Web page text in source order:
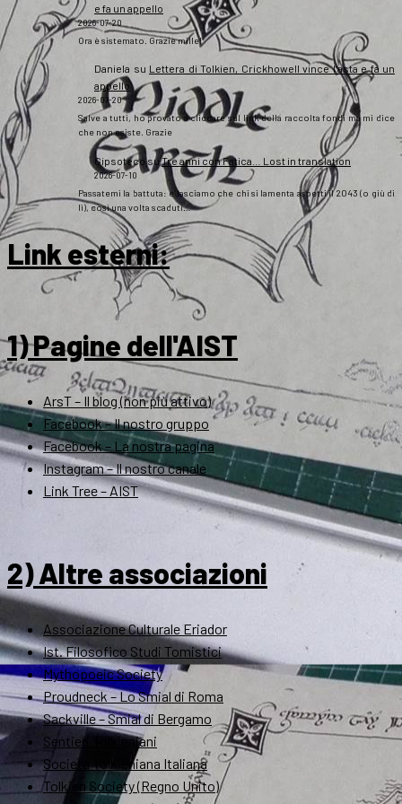
e fa un appello
2026-07-20
Ora è sistemato. Grazie mille!
Daniela su Lettera di Tolkien, Crickhowell vince l’asta e fa un
appello
2026-07-20
Salve a tutti, ho provato a cliccare sul link della raccolta fondi ma mi dice
che non esiste. Grazie
GipsotecosuTre anni con Fatica… Lost in translation
2026-07-10
Passatemi la battuta: e lasciamo che chi si lamenta aspetti il 2043 (o giù di
lì), così una volta scaduti…
Link esterni:
1) Pagine dell'AIST
ArsT – Il blog (non più attivo)
Facebook – Il nostro gruppo
Facebook – La nostra pagina
Instagram – Il nostro canale
Link Tree – AIST
2) Altre associazioni
Associazione Culturale Eriador
Ist. Filosofico Studi Tomistici
Mythopoeic Society
Proudneck – Lo Smial di Roma
Sackville – Smial di Bergamo
Sentieri Tolkieniani
Società Tolkieniana Italiana
Tolkien Society (Regno Unito)